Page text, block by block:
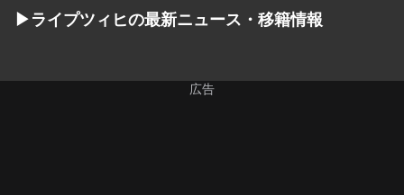
▶ライプツィヒの最新ニュース・移籍情報